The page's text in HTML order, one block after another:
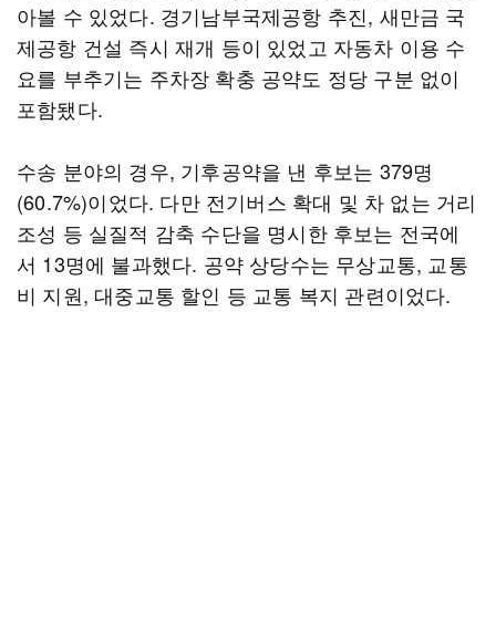
아볼 수 있었다. 경기남부국제공항 추진, 새만금 국
제공항 건설 즉시 재개 등이 있었고 자동차 이용 수
요를 부추기는 주차장 확충 공약도 정당 구분 없이
포함됐다.
수송 분야의 경우, 기후공약을 낸 후보는 379명
(60.7%)이었다. 다만 전기버스 확대 및 차 없는 거리
조성 등 실질적 감축 수단을 명시한 후보는 전국에
서 13명에 불과했다. 공약 상당수는 무상교통, 교통
비 지원, 대중교통 할인 등 교통 복지 관련이었다.